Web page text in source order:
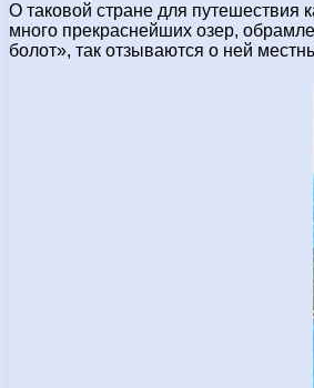
О таковой стране для путешествия
много прекраснейших озер,
болот», так отзываются о ней